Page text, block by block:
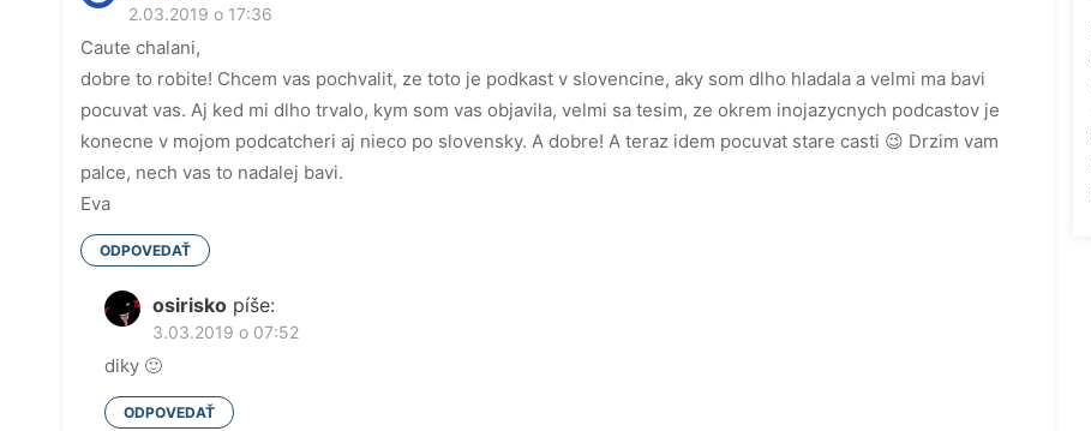
2.03.2019 o 17:36
Caute chalani,
dobre to robite! Chcem vas pochvalit, ze toto je podkast v slovencine, aky som dlho hladala a velmi ma bavi
pocuvat vas. Aj ked mi dlho trvalo, kym som vas objavila, velmi sa tesim, ze okrem inojazycnych podcastov je
konecne v mojom podcatcheri aj nieco po slovensky. A dobre! A teraz idem pocuvat stare casti 😉 Drzim vam
palce, nech vas to nadalej bavi.
Eva
ODPOVEDAŤ
osirisko píše:
3.03.2019 o 07:52
diky 🙂
ODPOVEDAŤ